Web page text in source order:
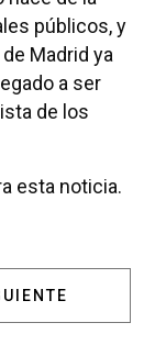
públicos, y
Madrid ya
a ser
de los
esta noticia.
Y EL